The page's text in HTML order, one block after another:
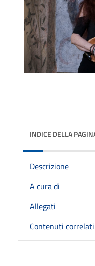
INDICE DELLA
Descrizione
A cura di
Allegati
Contenuti correlati